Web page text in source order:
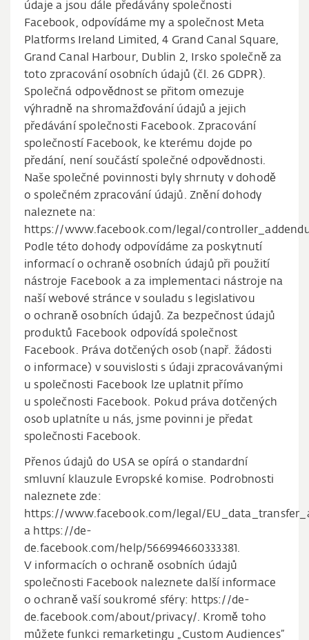
údaje a jsou dále předávány společnosti
Facebook, odpovídáme my a společnost Meta
Platforms Ireland Limited, 4 Grand Canal Square,
Grand Canal Harbour, Dublin 2, Irsko společně za
toto zpracování osobních údajů (čl. 26 GDPR).
Společná odpovědnost se přitom omezuje
výhradně na shromažďování údajů a jejich
předávání společnosti Facebook. Zpracování
společností Facebook, ke kterému dojde po
předání, není součástí společné odpovědnosti.
Naše společné povinnosti byly shrnuty v dohodě
o společném zpracování údajů. Znění dohody
naleznete na:
https://www.facebook.com/legal/
Podle této dohody odpovídáme za poskytnutí
informací o ochraně osobních údajů při použití
nástroje Facebook a za implementaci nástroje na
naší webové stránce v souladu s legislativou
o ochraně osobních údajů. Za bezpečnost údajů
produktů Facebook odpovídá společnost
Facebook. Práva dotčených osob (např. žádosti
o informace) v souvislosti s údaji zpracovávanými
u společnosti Facebook lze uplatnit přímo
u společnosti Facebook. Pokud práva dotčených
osob uplatníte u nás, jsme povinni je předat
společnosti Facebook.
Přenos údajů do USA se opírá o standardní
smluvní klauzule Evropské komise. Podrobnosti
naleznete zde:
https://www.facebook.com/legal/
a https://de-
de.facebook.com/help/566994660333381.
V informacích o ochraně osobních údajů
společnosti Facebook naleznete další informace
o ochraně vaší soukromé sféry: https://de-
de.facebook.com/about/privacy/. Kromě toho
můžete funkci remarketingu „Custom Audiences”